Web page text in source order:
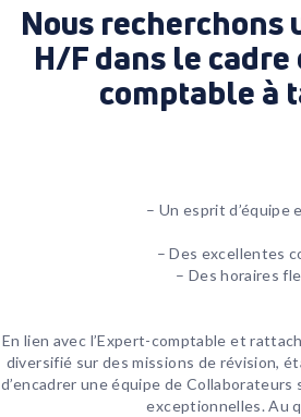
Nous recherchons
H/Fdans le cadre
comptable à
– Un esprit d’équipe
– Des excellentes
– Des horaires
En lien avec l’Expert-comptable et
diversifié sur des missions de révision,
d’encadrer une équipe de
exceptionnelles. Au